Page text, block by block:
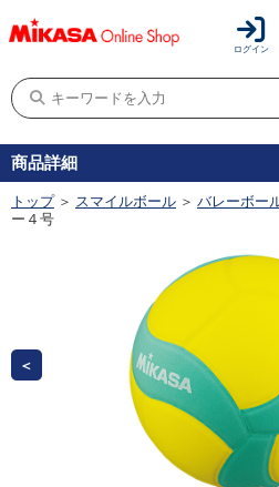
ログイン
商品詳細
トップ ＞ スマイルボール ＞ バレーボー
ー４号